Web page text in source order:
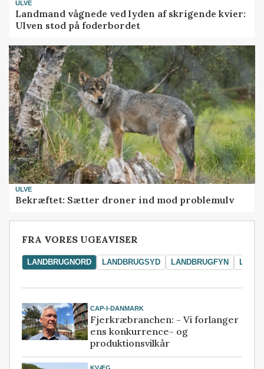
ULVE
Landmand vågnede ved lyden af skrigende kvier:
Ulven stod på foderbordet
ULVE
Bekræftet: Sætter droner ind mod problemulv
FRA VORES UGEAVISER
LANDBRUGNORD LANDBRUGSYD LANDBRUGFYN
CAP-I-DANMARK
Fjerkræbranchen: - Vi forlanger
ens konkurrence- og
produktionsvilkår